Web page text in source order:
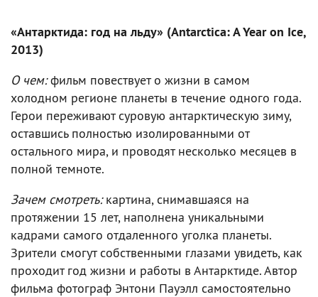
«Антарктида: год на льду» (Antarctica: A Year on Ice,
2013)
О чем:фильм повествует о жизни в самом
холодном регионе планеты в течение одного года.
Герои переживают суровую антарктическую зиму,
оставшись полностью изолированными от
остального мира, и проводят несколько месяцев в
полной темноте.
Зачем смотреть:картина, снимавшаяся на
протяжении 15 лет, наполнена уникальными
кадрами самого отдаленного уголка планеты.
Зрители смогут собственными глазами увидеть, как
проходит год жизни и работы в Антарктиде. Автор
фильма фотограф Энтони Пауэлл самостоятельно